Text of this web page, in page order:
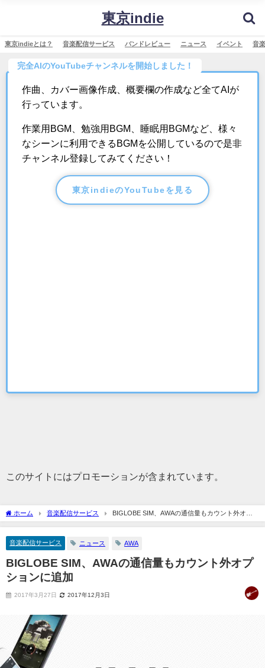
東京indie
東京indieとは？ 音楽配信サービス バンドレビュー ニュース イベント 音
完全AIのYouTubeチャンネルを開始しました！
作曲、カバー画像作成、概要欄の作成など全てAIが
行っています。
作業用BGM、勉強用BGM、睡眠用BGMなど、様々
なシーンに利用できるBGMを公開しているので是非
チャンネル登録してみてください！
東京indieのYouTubeを見る
このサイトにはプロモーションが含まれています。
ホーム 音楽配信サービス
BIGLOBE SIM、AWAの通信量もカウント外オプ
ションに追加
音楽配信サービス ニュース AWA
BIGLOBE SIM、AWAの通信量もカウント外オプ
ションに追加
2017年3月27日 2017年12月3日